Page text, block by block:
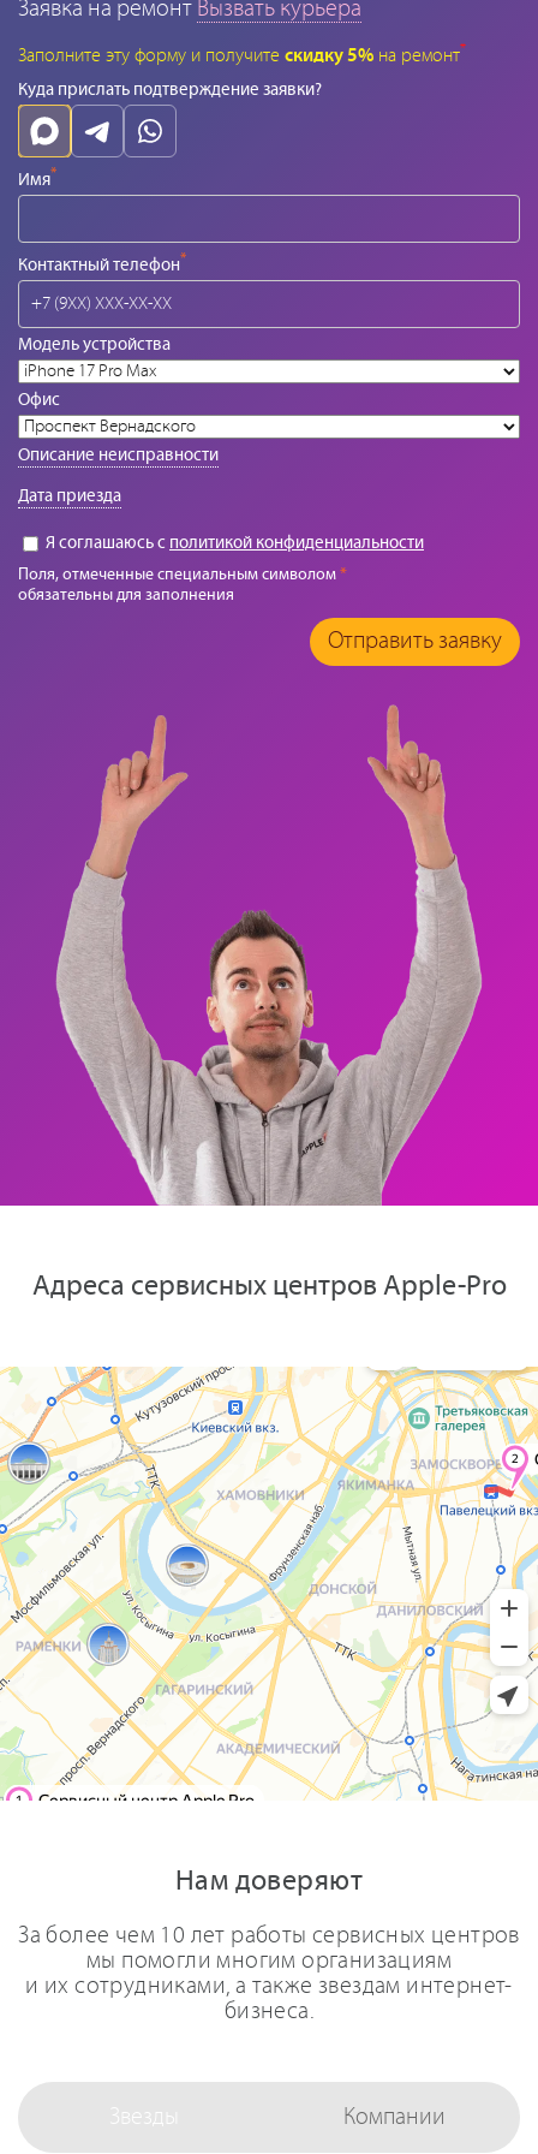
Заявка на ремонт Вызвать курьера
Заполните эту форму и получите скидку 5% на ремонт*
Куда прислать подтверждение заявки?
Имя*
Контактный телефон*
Модель устройства
Офис
Описание неисправности
Дата приезда
Я соглашаюсь с политикой конфиденциальности
Поля, отмеченные специальным символом*
обязательны для заполнения
Отправить заявку
Адреса сервисных центров Apple-Pro
Нам доверяют
За более чем 10 лет работы сервисных центров
мы помогли многим организациям
и их сотрудниками, а также звездам интернет-
бизнеса.
Звезды Компании